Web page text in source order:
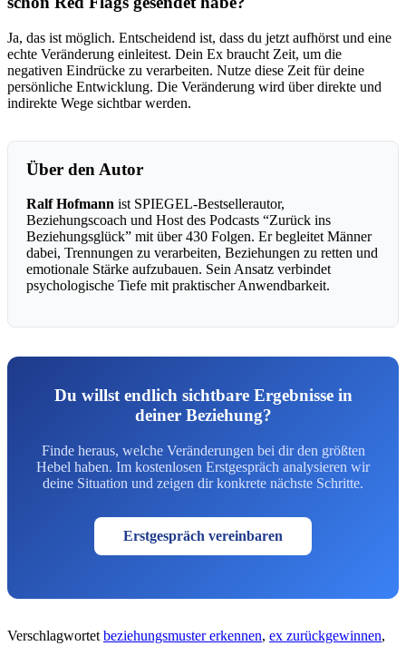
Ja, das ist möglich. Entscheidend ist, dass du jetzt aufhörst und eine
echte Veränderung einleitest. Dein Ex braucht Zeit, um die
negativen Eindrücke zu verarbeiten. Nutze diese Zeit für deine
persönliche Entwicklung. Die Veränderung wird über direkte und
indirekte Wege sichtbar werden.
Über den Autor
Ralf Hofmann ist SPIEGEL-Bestsellerautor,
Beziehungscoach und Host des Podcasts “Zurück ins
Beziehungsglück” mit über 430 Folgen. Er begleitet Männer
dabei, Trennungen zu verarbeiten, Beziehungen zu retten und
emotionale Stärke aufzubauen. Sein Ansatz verbindet
psychologische Tiefe mit praktischer Anwendbarkeit.
Du willst endlich sichtbare Ergebnisse in
deiner Beziehung?
Finde heraus, welche Veränderungen bei dir den größten
Hebel haben. Im kostenlosen Erstgespräch analysieren wir
deine Situation und zeigen dir konkrete nächste Schritte.
Erstgespräch vereinbaren
Verschlagwortet beziehungsmuster erkennen, ex zurückgewinnen,